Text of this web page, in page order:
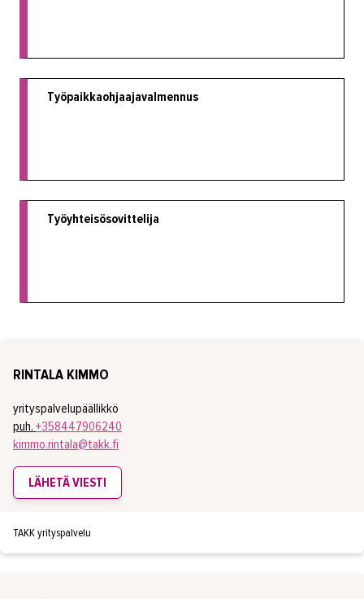
Työpaikkaohjaajavalmennus
Työyhteisösovittelija
RINTALA KIMMO
yrityspalvelupäällikkö
puh. +358447906240
kimmo.rintala@takk.fi
LÄHETÄ VIESTI
TAKK yrityspalvelu